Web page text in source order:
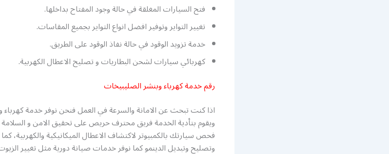
فتح السيارات المغلقة في حالة وجود المفتاح بداخلها.
تغيير التواير وتوفير افضل انواع التواير بجميع المقاسات.
خدمة تزويد الوقود في حالة نفاذ الوقود على الطريق.
كهربائي سيارات لشحن البطاريات و تصليح الاعطال الكهربية.
رقم خدمة كهرباء وبنشر الصليبيخات
اذا كنت تبحث عن الامانة والسرعة في العمل فنحن نوفر خدمة
ويقوم بتأدية الخدمة فريق محترف حريص على تحقيق الامن و
فحص سيارتك بالكمبيوتر لاكتشاف الاعطال الميكانيكية والكهربية،
وتصليح وتبديل الدينمو كما نوفر خدمات صيانة دورية مثل تغيير الزيوت